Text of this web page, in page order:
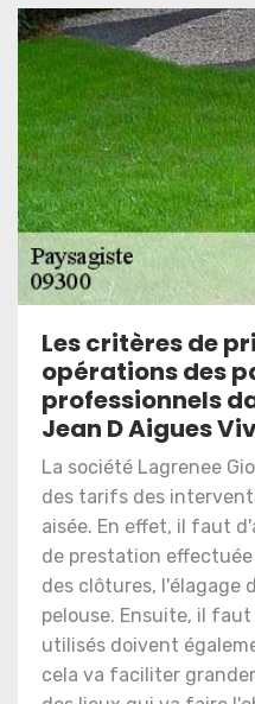
Les critères de
opérations des
professionnels
Jean D Aigues
La société Lagrenee
des tarifs des
aisée. En effet, il faut
de prestation
des clôtures, l'élagage
pelouse. Ensuite, il
utilisés doivent
cela va faciliter